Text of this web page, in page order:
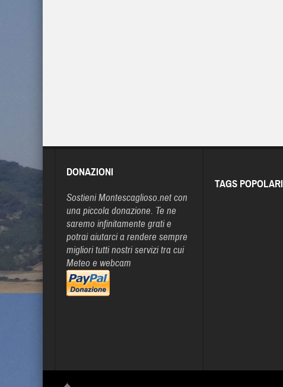
DONAZIONI
Sostieni Montescaglioso.net con
una piccola donazione. Te ne
saremo infinitamente grati e
potrai aiutarci a rendere sempre
migliori tutti nostri servizi tra cui
Meteo e webcam
TAGS POPOLARI